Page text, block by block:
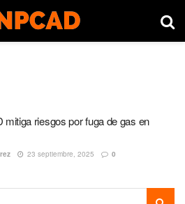
mitiga riesgos por fuga de gas en
23 septiembre, 2025 0